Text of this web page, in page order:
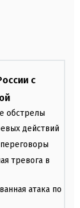
с
обстрелы
действий
тревога в
атака по